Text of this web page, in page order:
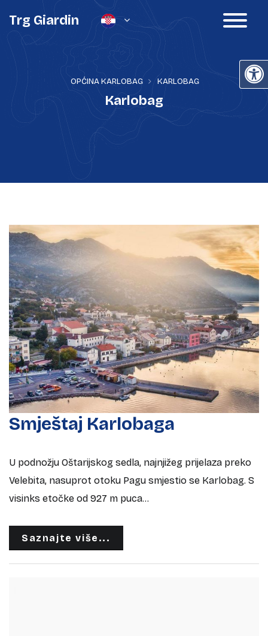
Trg Giardin
OPĆINA KARLOBAG KARLOBAG
Karlobag
Smještaj Karlobaga
U podnožju Oštarijskog sedla, najnjižeg prijelaza preko
Velebita, nasuprot otoku Pagu smjestio se Karlobag. S
visinks etočke od 927 m puca...
Saznajte više...